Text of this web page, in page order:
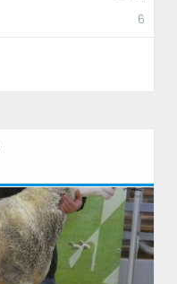
6